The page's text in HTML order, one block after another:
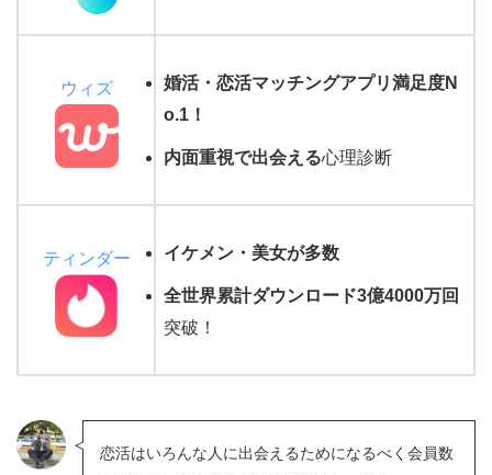
ウィズ
婚活・恋活マッチングアプリ満足度N
o.1 ！
内面重視で出会える心理診断
ティンダー イケメン・美女が多数
全世界累計ダウンロード3億4000万回
突破！
恋活はいろんな人に出会えるためになるべく会員数